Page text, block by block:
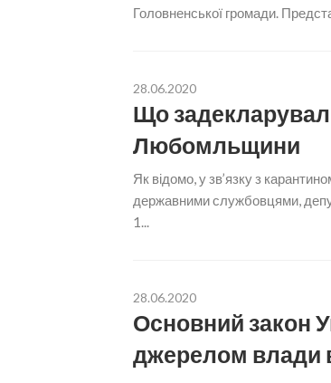
Головненської громади.
28.06.2020
Що
Любомльщини
Як відомо, у зв’язку з
державними службовцями,
1...
28.06.2020
Основний закон
джерелом влади